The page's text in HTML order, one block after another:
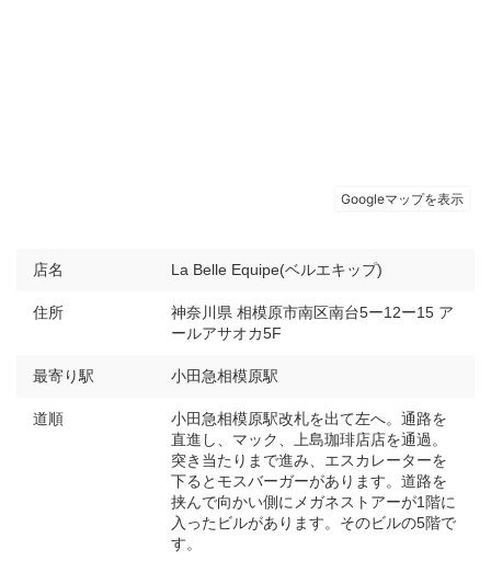
店名 La Belle Equipe(ベルエキップ)
住所
神奈川県 相模原市南区南台5ー12ー15 ア
ールアサオカ5F
最寄り駅 小田急相模原駅
道順
小田急相模原駅改札を出て左へ。通路を
直進し、マック、上島珈琲店店を通過。
突き当たりまで進み、エスカレーターを
下るとモスバーガーがあります。道路を
挟んで向かい側にメガネストアーが1階に
入ったビルがあります。そのビルの5階で
す。